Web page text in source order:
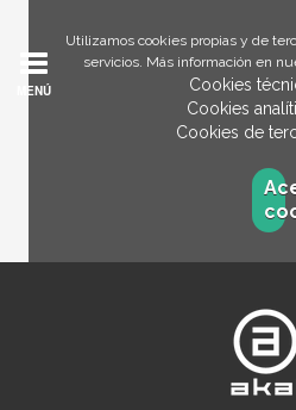
Utilizamos cookies propias y de
servicios. Más información en
Cookies
Cookies
Cookies de
MENÚ